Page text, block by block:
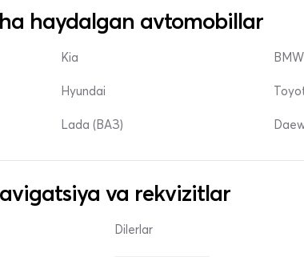
haydalgan avtomobillar
Kia
Hyundai
Lada (ВАЗ)
BMW
va rekvizitlar
Dilerlar